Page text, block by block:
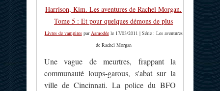
Harrison, Kim. Les aventures de Rachel Morgan.
Tome 5 : Et pour quelques démons de plus
Livres de vampiresparAsmodéele 17/03/2011 | Série : Les aventures
de Rachel Morgan
Une vague de meurtres, frappant la
communauté loups-garous, s'abat sur la
ville de Cincinnati. La police du BFO